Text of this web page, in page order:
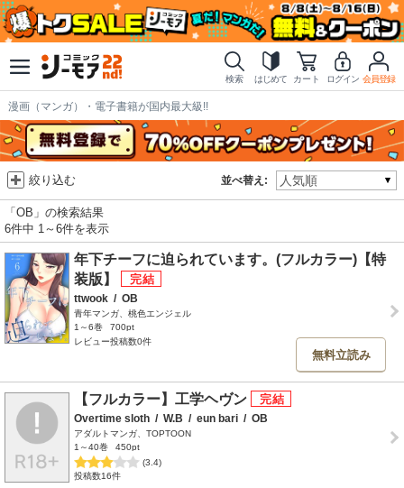
検索 はじめて カート ログイン 会員登録
漫画（マンガ）・電子書籍が国内最大級!!
並べ替え:
絞り込む
「OB」の検索結果
6件中 1～6件を表示
年下チーフに迫られています。(フルカラー)【特
装版】
ttwook / OB
青年マンガ、桃色エンジェル
1～6巻
700pt
レビュー投稿数0件
無料立読み
【フルカラー】工学ヘヴン
Overtime sloth / W.B / eun bari / OB
アダルトマンガ、TOPTOON
1～40巻
450pt
(3.4)
投稿数16件